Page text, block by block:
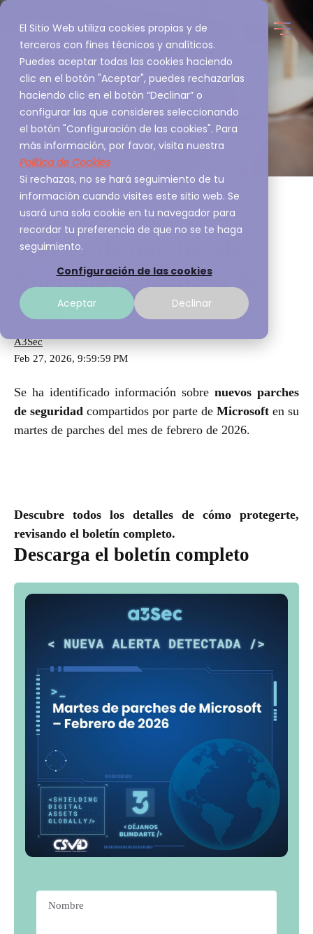
El Sitio Web utiliza cookies propias y de
terceros con fines técnicos y analíticos.
Puedes aceptar todas las cookies haciendo
clic en el botón "Aceptar", puedes rechazarlas
haciendo clic en el botón “Declinar” o
configurar las que consideres seleccionando
el botón "Configuración de las cookies". Para
más información, por favor, visita nuestra
Política de Cookies
Si rechazas, no se hará seguimiento de tu
información cuando visites este sitio web. Se
usará una sola cookie en tu navegador para
recordar tu preferencia de que no se te haga
seguimiento.
Configuración de las cookies
Aceptar Declinar
Martes de parches de
Microsoft – Febrero de
2026
A3Sec
Feb 27, 2026, 9:59:59 PM
Se ha identificado información sobre nuevos parches
de seguridad compartidos por parte de Microsoft en su
martes de parches del mes de febrero de 2026.
Descubre todos los detalles de cómo protegerte,
revisando el boletín completo.
Descarga el boletín completo
Nombre